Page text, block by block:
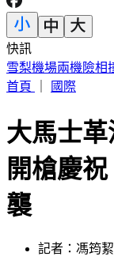
快訊
周子瑜、葉舒華
首頁
國際
大馬士
開槍慶
襲
記者：馮筠絜